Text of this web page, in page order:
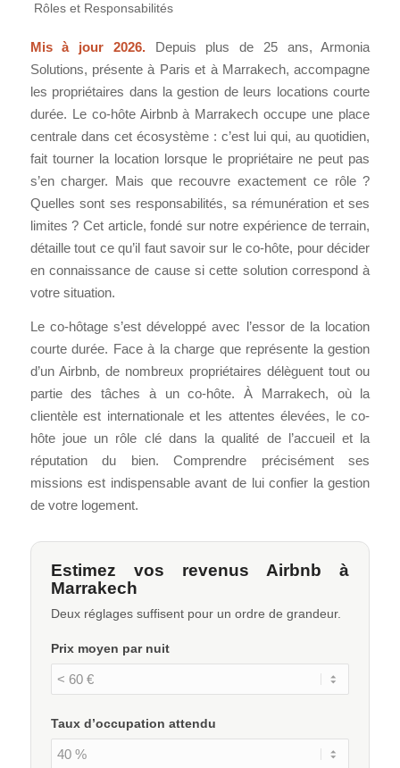
Rôles et Responsabilités
Mis à jour 2026.Depuis plus de 25 ans, Armonia
Solutions, présente à Paris et à Marrakech, accompagne
les propriétaires dans la gestion de leurs locations courte
durée. Le co-hôte Airbnb à Marrakech occupe une place
centrale dans cet écosystème : c’est lui qui, au quotidien,
fait tourner la location lorsque le propriétaire ne peut pas
s’en charger. Mais que recouvre exactement ce rôle ?
Quelles sont ses responsabilités, sa rémunération et ses
limites ? Cet article, fondé sur notre expérience de terrain,
détaille tout ce qu’il faut savoir sur le co-hôte, pour décider
en connaissance de cause si cette solution correspond à
votre situation.
Le co-hôtage s’est développé avec l’essor de la location
courte durée. Face à la charge que représente la gestion
d’un Airbnb, de nombreux propriétaires délèguent tout ou
partie des tâches à un co-hôte. À Marrakech, où la
clientèle est internationale et les attentes élevées, le co-
hôte joue un rôle clé dans la qualité de l’accueil et la
réputation du bien. Comprendre précisément ses
missions est indispensable avant de lui confier la gestion
de votre logement.
Estimez vos revenus Airbnb à
Marrakech
Deux réglages suffisent pour un ordre de grandeur.
Prix moyen par nuit
Taux d’occupation attendu